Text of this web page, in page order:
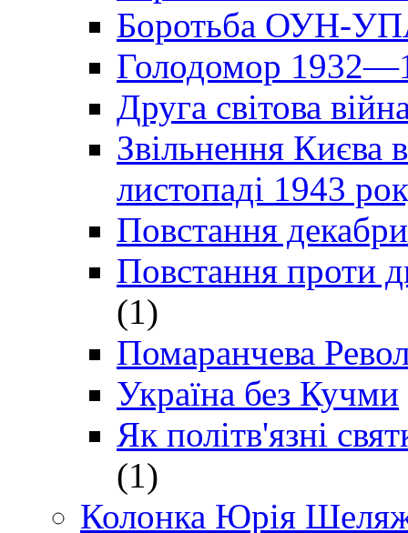
Боротьба ОУН-УПА
Голодомор
Друга світова
Звільнення Києва
листопаді 1943
Повстання
Повстання проти
(1)
Помаранчева
Україна без Кучми
Як політв'язні
(1)
Колонка Юрія